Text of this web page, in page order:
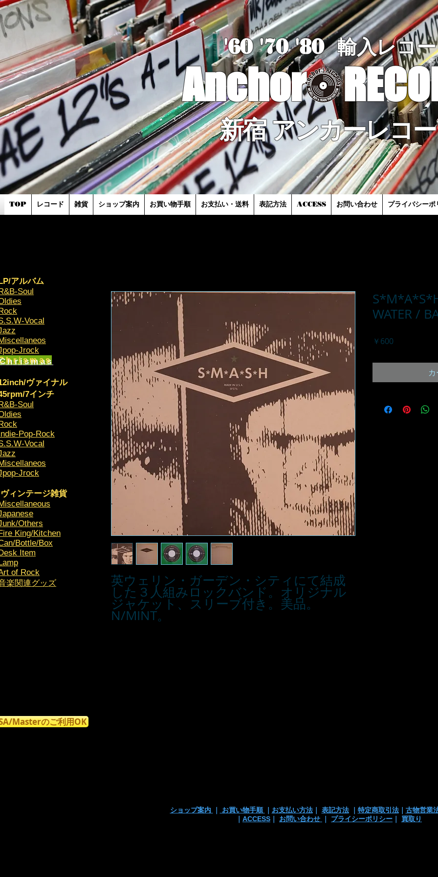
TOP レコード 雑貨 ショップ案内 お買い物手順 お支払い・送料 表記方法 ACCESS お問い合わせ プライバシーポ
英ウェリン・ガーデン・シティにて結成
した３人組みロックバンド。オリジナル
ジャケット、スリーブ付き。美品。
N/MINT。
WATER /
￥600価
'60 '70'80 輸入レコ
Anchor
新宿 アンカーレコ
Masterのご利用OK
アルバム
Soul
Vocal
Jrock
ヴァイナル
7インチ
Soul
Pop-Rock
Vocal
Jrock
ヴィンテージ雑貨
Others
King/Kitchen
Bottle/Box
Item
of Rock
楽関連グッズ
ショップ案内 お買い物手順 お支払い方法｜ 表記方法｜ 特定商取引法｜ 古物営業
ACCESS お問い合わせ プライシーポリシー 買取り